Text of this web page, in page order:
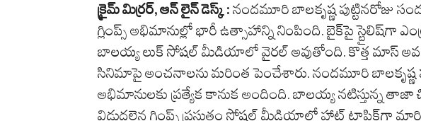
క్రైమ్ మిర్రర్, ఆన్ లైన్ డెస్క్ : నందమూరి బాలకృష్ణ పుట్టినరోజు
గ్లింప్స్ అభిమానుల్లో భారీ ఉత్సాహాన్ని నింపింది. బైక్‌పై స్టైలిష్‌గా
బాలయ్య లుక్ సోషల్ మీడియాలో వైరల్ అవుతోంది. కొత్త మాస్
సినిమాపై అంచనాలను మరింత పెంచేశారు. నందమూరి బాలకృష్ణ
అభిమానులకు ప్రత్యేక కానుక అందింది. బాలయ్య నటిస్తున్న తాజా
విడుదలైన గ్లింప్స్ ప్రస్తుతం సోషల్ మీడియాలో హాట్ టాపిక్‌గా